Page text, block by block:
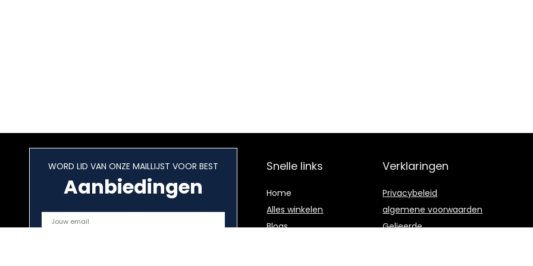
WORD LID VAN ONZE MAILLIJST VOOR BEST
Aanbiedingen
Snelle links
Home
Alles winkelen
Blogs
Verklaringen
Privacybeleid
algemene voorwaarden
Gelieerde